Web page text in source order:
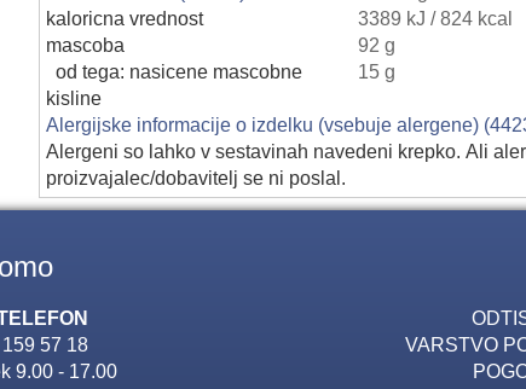
kaloricna vrednost
3389 kJ / 824 kcal
mascoba
92 g
od tega: nasicene mascobne
kisline
15 g
Alergijske informacije o izdelku (vsebuje alergene)
Alergeni so lahko v sestavinah navedeni krepko. Ali
proizvajalec/dobavitelj se ni poslal.
57 18
9.00 - 17.00
VARSTVO